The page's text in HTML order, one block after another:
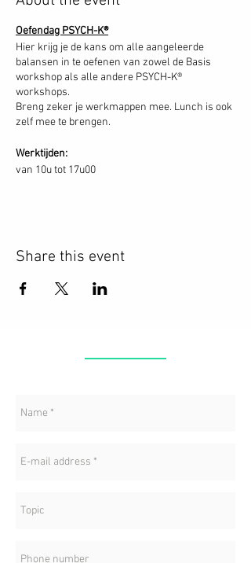
Oefendag PSYCH-K®
Hier krijg je de kans om alle aangeleerde
balansen in te oefenen van zowel de Basis
workshop als alle andere PSYCH-K®
workshops.
Breng zeker je werkmappen mee. Lunch is ook
zelf mee te brengen.
Werktijden:
van 10u tot 17u00
Here you get the chance to practice all the
Working hours:
Investment:
Share this event